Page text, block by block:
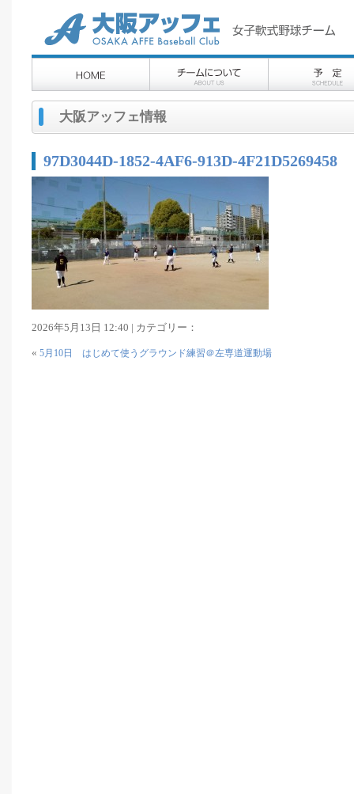
大阪アッフェ情報
97D3044D-1852-4AF6-913D-4F21D5269458
2026年5月13日 12:40 | カテゴリー：
« 5月10日 はじめて使うグラウンド練習＠左専道運動場